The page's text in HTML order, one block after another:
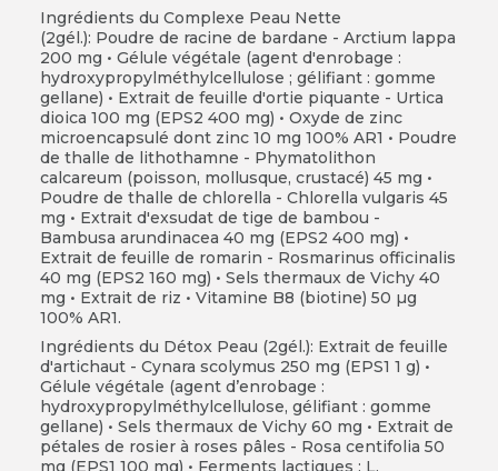
Ingrédients du Complexe Peau Nette
(2gél.): Poudre de racine de bardane - Arctium lappa
200 mg • Gélule végétale (agent d'enrobage :
hydroxypropylméthylcellulose ; gélifiant : gomme
gellane) • Extrait de feuille d'ortie piquante - Urtica
dioica 100 mg (EPS2 400 mg) • Oxyde de zinc
microencapsulé dont zinc 10 mg 100% AR1 • Poudre
de thalle de lithothamne - Phymatolithon
calcareum (poisson, mollusque, crustacé) 45 mg •
Poudre de thalle de chlorella - Chlorella vulgaris 45
mg • Extrait d'exsudat de tige de bambou -
Bambusa arundinacea 40 mg (EPS2 400 mg) •
Extrait de feuille de romarin - Rosmarinus officinalis
40 mg (EPS2 160 mg) • Sels thermaux de Vichy 40
mg • Extrait de riz • Vitamine B8 (biotine) 50 µg
100% AR1.
Ingrédients du Détox Peau (2gél.): Extrait de feuille
d'artichaut - Cynara scolymus 250 mg (EPS1 1 g) •
Gélule végétale (agent d’enrobage :
hydroxypropylméthylcellulose, gélifiant : gomme
gellane) • Sels thermaux de Vichy 60 mg • Extrait de
pétales de rosier à roses pâles - Rosa centifolia 50
mg (EPS1 100 mg) • Ferments lactiques : L.